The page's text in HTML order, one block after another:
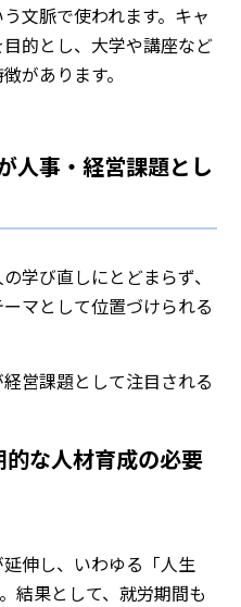
文脈で使われます。キャ
的とし、大学や講座など
があります。
人事・経営課題とし
学び直しにとどまらず、
マとして位置づけられる
営課題として注目される
な人材育成の必要
伸し、いわゆる「人生
結果として、就労期間も